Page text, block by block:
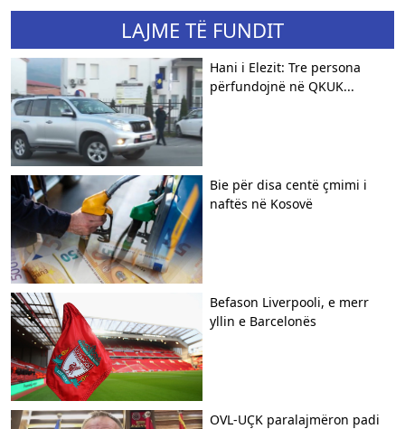
LAJME TË FUNDIT
Hani i Elezit: Tre persona
përfundojnë në QKUK...
Bie për disa centë çmimi i
naftës në Kosovë
Befason Liverpooli, e merr
yllin e Barcelonës
OVL-UÇK paralajmëron padi